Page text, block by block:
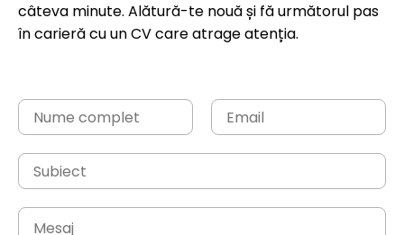
câteva minute. Alătură-te nouă și fă următorul pas
în carieră cu un CV care atrage atenția.